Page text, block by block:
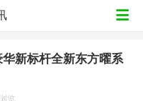
新标杆全新东方曜系
览